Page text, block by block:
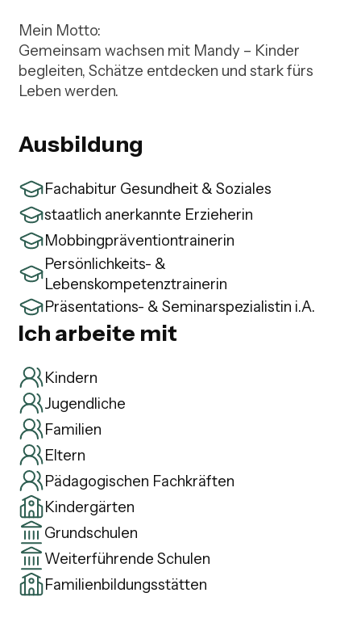
Mein Motto:
Gemeinsam wachsen mit Mandy – Kinder
begleiten, Schätze entdecken und stark fürs
Leben werden.
Ausbildung
Fachabitur Gesundheit & Soziales
staatlich anerkannte Erzieherin
Mobbingpräventiontrainerin
Persönlichkeits- &
Lebenskompetenztrainerin
Präsentations- & Seminarspezialistin i.A.
Ich arbeite mit
Kindern
Jugendliche
Familien
Eltern
Pädagogischen Fachkräften
Kindergärten
Grundschulen
Weiterführende Schulen
Familienbildungsstätten